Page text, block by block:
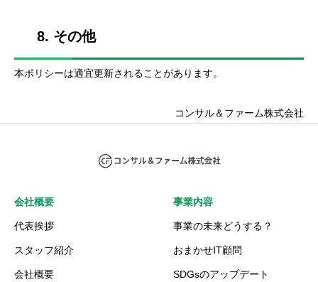
8. その他
本ポリシーは適宜更新されることがあります。
コンサル＆ファーム株式会社
会社概要
代表挨拶
スタッフ紹介
会社概要
事業内容
事業の未来どうする？
おまかせIT顧問
SDGsのアップデート